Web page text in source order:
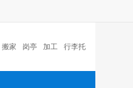
搬家 岗亭 加工 行李托